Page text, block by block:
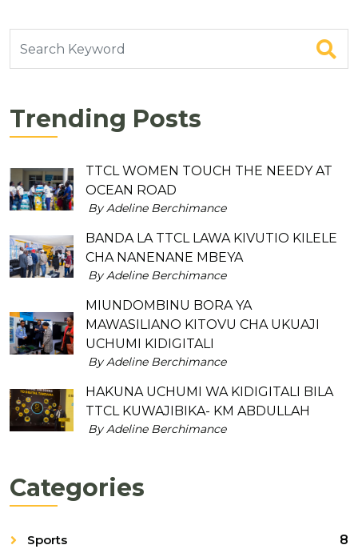
Trending Posts
TTCL WOMEN TOUCH THE NEEDY AT
OCEAN ROAD
By Adeline Berchimance
BANDA LA TTCL LAWA KIVUTIO KILELE
CHA NANENANE MBEYA
By Adeline Berchimance
MIUNDOMBINU BORA YA
MAWASILIANO KITOVU CHA UKUAJI
UCHUMI KIDIGITALI
By Adeline Berchimance
HAKUNA UCHUMI WA KIDIGITALI BILA
TTCL KUWAJIBIKA- KM ABDULLAH
By Adeline Berchimance
Categories
Sports
8